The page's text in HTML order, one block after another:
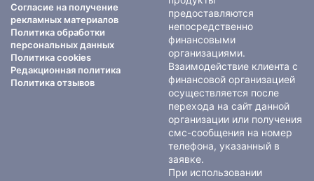
Согласие на получение
рекламных материалов
Политика обработки
персональных данных
Политика cookies
Редакционная политика
Политика отзывов
предоставляются
непосредственно
финансовыми
организациями.
Взаимодействие клиента с
финансовой организацией
осуществляется после
перехода на сайт данной
организации или получения
смс-сообщения на номер
телефона, указанный в
заявке.
При использовании